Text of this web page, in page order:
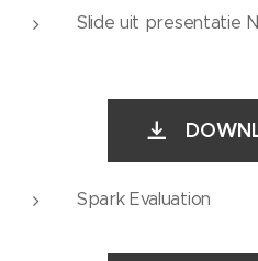
Slide uit presentatie
Spark Evaluation